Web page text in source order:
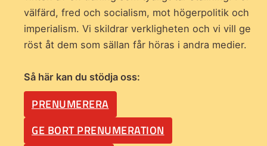
välfärd, fred och socialism, mot högerpolitik och
imperialism. Vi skildrar verkligheten och vi vill ge
röst åt dem som sällan får höras i andra medier.
Så här kan du stödja oss:
PRENUMERERA
GE BORT PRENUMERATION